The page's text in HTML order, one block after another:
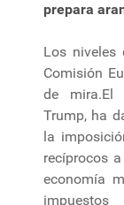
prepara
Los niveles
Comisión
de mira.El
Trump, ha
la
recíprocos
economía